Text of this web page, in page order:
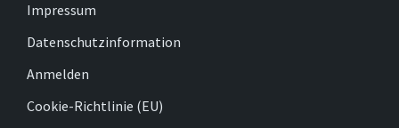
Impressum
Datenschutzinformation
Anmelden
Cookie-Richtlinie (EU)